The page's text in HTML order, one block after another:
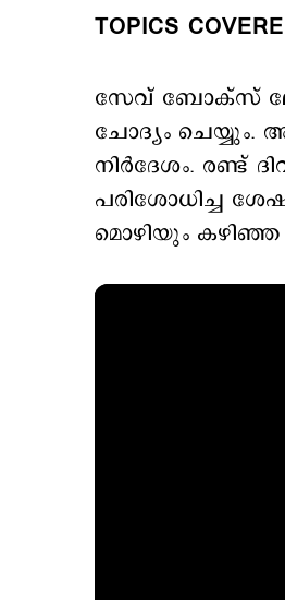
TOPICS
സേവ് ബോക്സ്
ചോദ്യം ചെയ്യും.
നിര്‍ദേശം. രണ്ട്
പരിശോധിച്ച
മൊഴിയും കഴിഞ്ഞ